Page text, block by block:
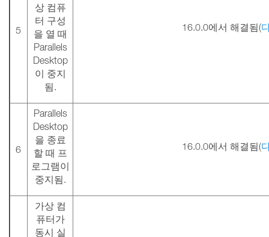
5
상 컴퓨
터 구성
을 열 때
Parallels
Desktop
이 중지
됨.
16.0.0에서 해결됨(
6
Parallels
Desktop
을 종료
할 때 프
로그램이
중지됨.
16.0.0에서 해결됨(
가상 컴
퓨터가
동시 실